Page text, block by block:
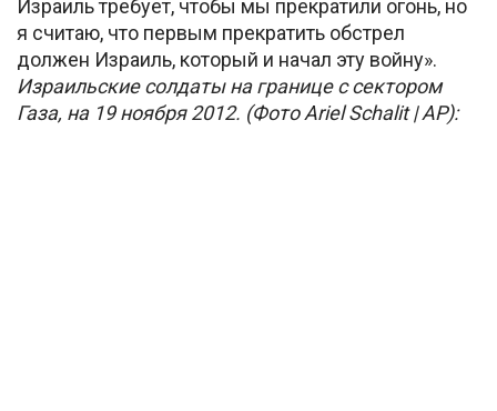
Израиль требует, чтобы мы прекратили огонь, но
я считаю, что первым прекратить обстрел
должен Израиль, который и начал эту войну».
Израильские солдаты на границе с сектором
Газа, на 19 ноября 2012. (Фото Ariel Schalit | AP):